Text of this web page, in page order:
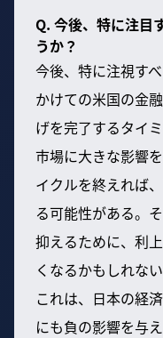
Q. 今後、特に注目
うか？
今後、特に注視す
かけての米国の金
げを完了するタイ
市場に大きな影響
イクルを終えれば
る可能性がある。
抑えるために、利
くなるかもしれない
これは、日本の経
にも負の影響を与